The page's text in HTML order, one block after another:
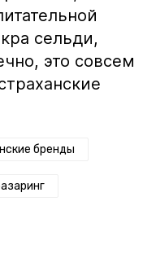
сельди,
это совсем
бренды